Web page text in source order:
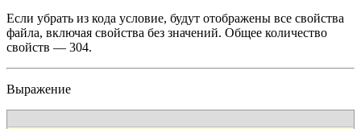
Если убрать из кода условие, будут отображены все свойства
файла, включая свойства без значений. Общее количество
свойств — 304.
Выражение